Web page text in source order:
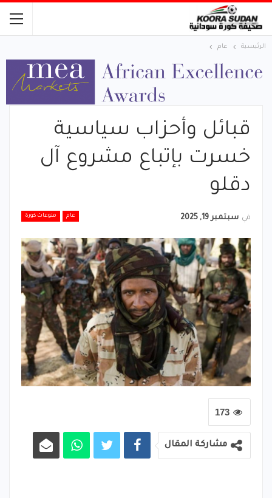
الرئيسية عام
قبائل وأحزاب سياسية
خسرت بإتباع مشروع آل
دقلو
عام منوعات كورة في سبتمبر 19, 2025
173
مشاركة المقال